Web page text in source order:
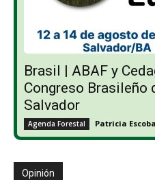
Brasil | ABAF y
Congreso Brasileño
Salvador
Agenda Forestal Patricia
Opinión